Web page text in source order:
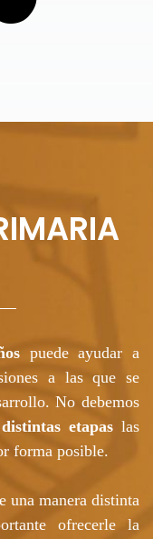
puede ayudar a
a las que se
No debemos
etapas las
forma posible.
una manera distinta
ofrecerle la